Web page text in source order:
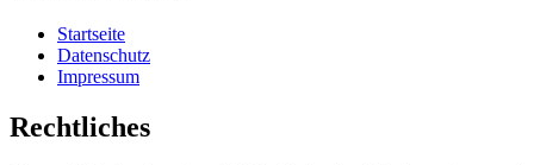
Startseite
Datenschutz
Impressum
Rechtliches